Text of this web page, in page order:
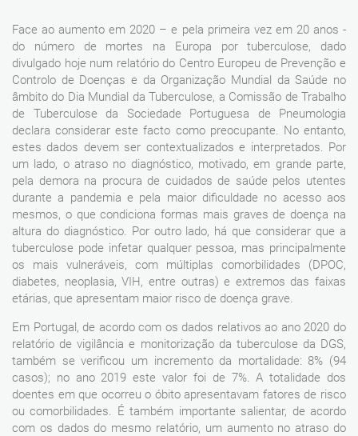
Face ao aumento em 2020 – e pela primeira vez em 20 anos -
do número de mortes na Europa por tuberculose, dado
divulgado hoje num relatório do Centro Europeu de Prevenção e
Controlo de Doenças e da Organização Mundial da Saúde no
âmbito do Dia Mundial da Tuberculose, a Comissão de Trabalho
de Tuberculose da Sociedade Portuguesa de Pneumologia
declara considerar este facto como preocupante. No entanto,
estes dados devem ser contextualizados e interpretados. Por
um lado, o atraso no diagnóstico, motivado, em grande parte,
pela demora na procura de cuidados de saúde pelos utentes
durante a pandemia e pela maior dificuldade no acesso aos
mesmos, o que condiciona formas mais graves de doença na
altura do diagnóstico. Por outro lado, há que considerar que a
tuberculose pode infetar qualquer pessoa, mas principalmente
os mais vulneráveis, com múltiplas comorbilidades (DPOC,
diabetes, neoplasia, VIH, entre outras) e extremos das faixas
etárias, que apresentam maior risco de doença grave.
Em Portugal, de acordo com os dados relativos ao ano 2020 do
relatório de vigilância e monitorização da tuberculose da DGS,
também se verificou um incremento da mortalidade: 8% (94
casos); no ano 2019 este valor foi de 7%. A totalidade dos
doentes em que ocorreu o óbito apresentavam fatores de risco
ou comorbilidades. É também importante salientar, de acordo
com os dados do mesmo relatório, um aumento no atraso do